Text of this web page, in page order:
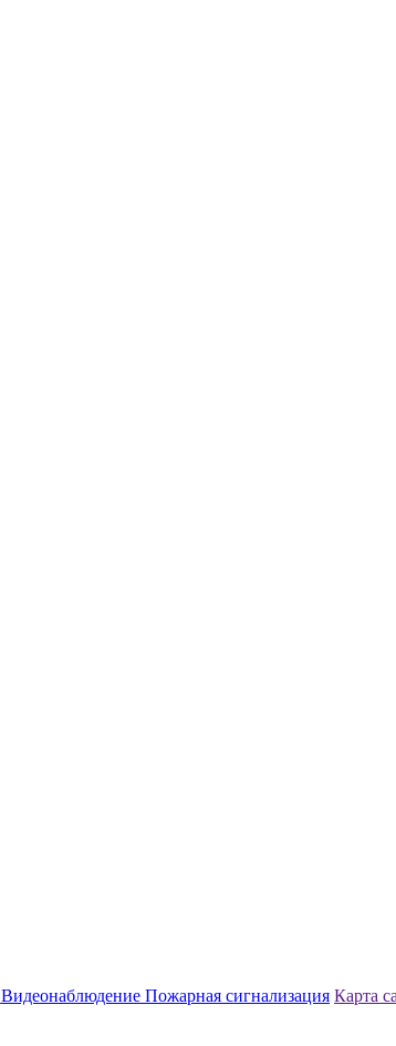
Видеонаблюдение Пожарная сигнализация Карта